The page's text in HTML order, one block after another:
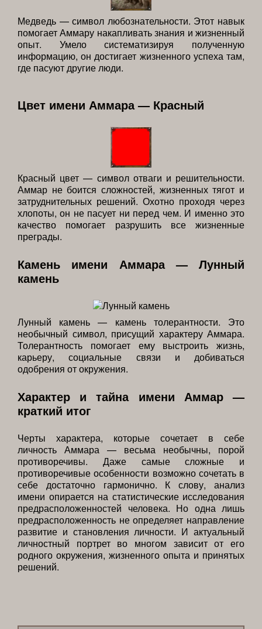
Медведь — символ любознательности. Этот навык
помогает Аммару накапливать знания и жизненный
опыт. Умело систематизируя полученную
информацию, он достигает жизненного успеха там,
где пасуют другие люди.
Цвет имени Аммара — Красный
Красный цвет — символ отваги и решительности.
Аммар не боится сложностей, жизненных тягот и
затруднительных решений. Охотно проходя через
хлопоты, он не пасует ни перед чем. И именно это
качество помогает разрушить все жизненные
преграды.
Камень имени Аммара — Лунный
камень
Лунный камень — камень толерантности. Это
необычный символ, присущий характеру Аммара.
Толерантность помогает ему выстроить жизнь,
карьеру, социальные связи и добиваться
одобрения от окружения.
Характер и тайна имени Аммар —
краткий итог
Черты характера, которые сочетает в себе
личность Аммара — весьма необычны, порой
противоречивы. Даже самые сложные и
противоречивые особенности возможно сочетать в
себе достаточно гармонично. К слову, анализ
имени опирается на статистические исследования
предрасположенностей человека. Но одна лишь
предрасположенность не определяет направление
развитие и становления личности. И актуальный
личностный портрет во многом зависит от его
родного окружения, жизненного опыта и принятых
решений.